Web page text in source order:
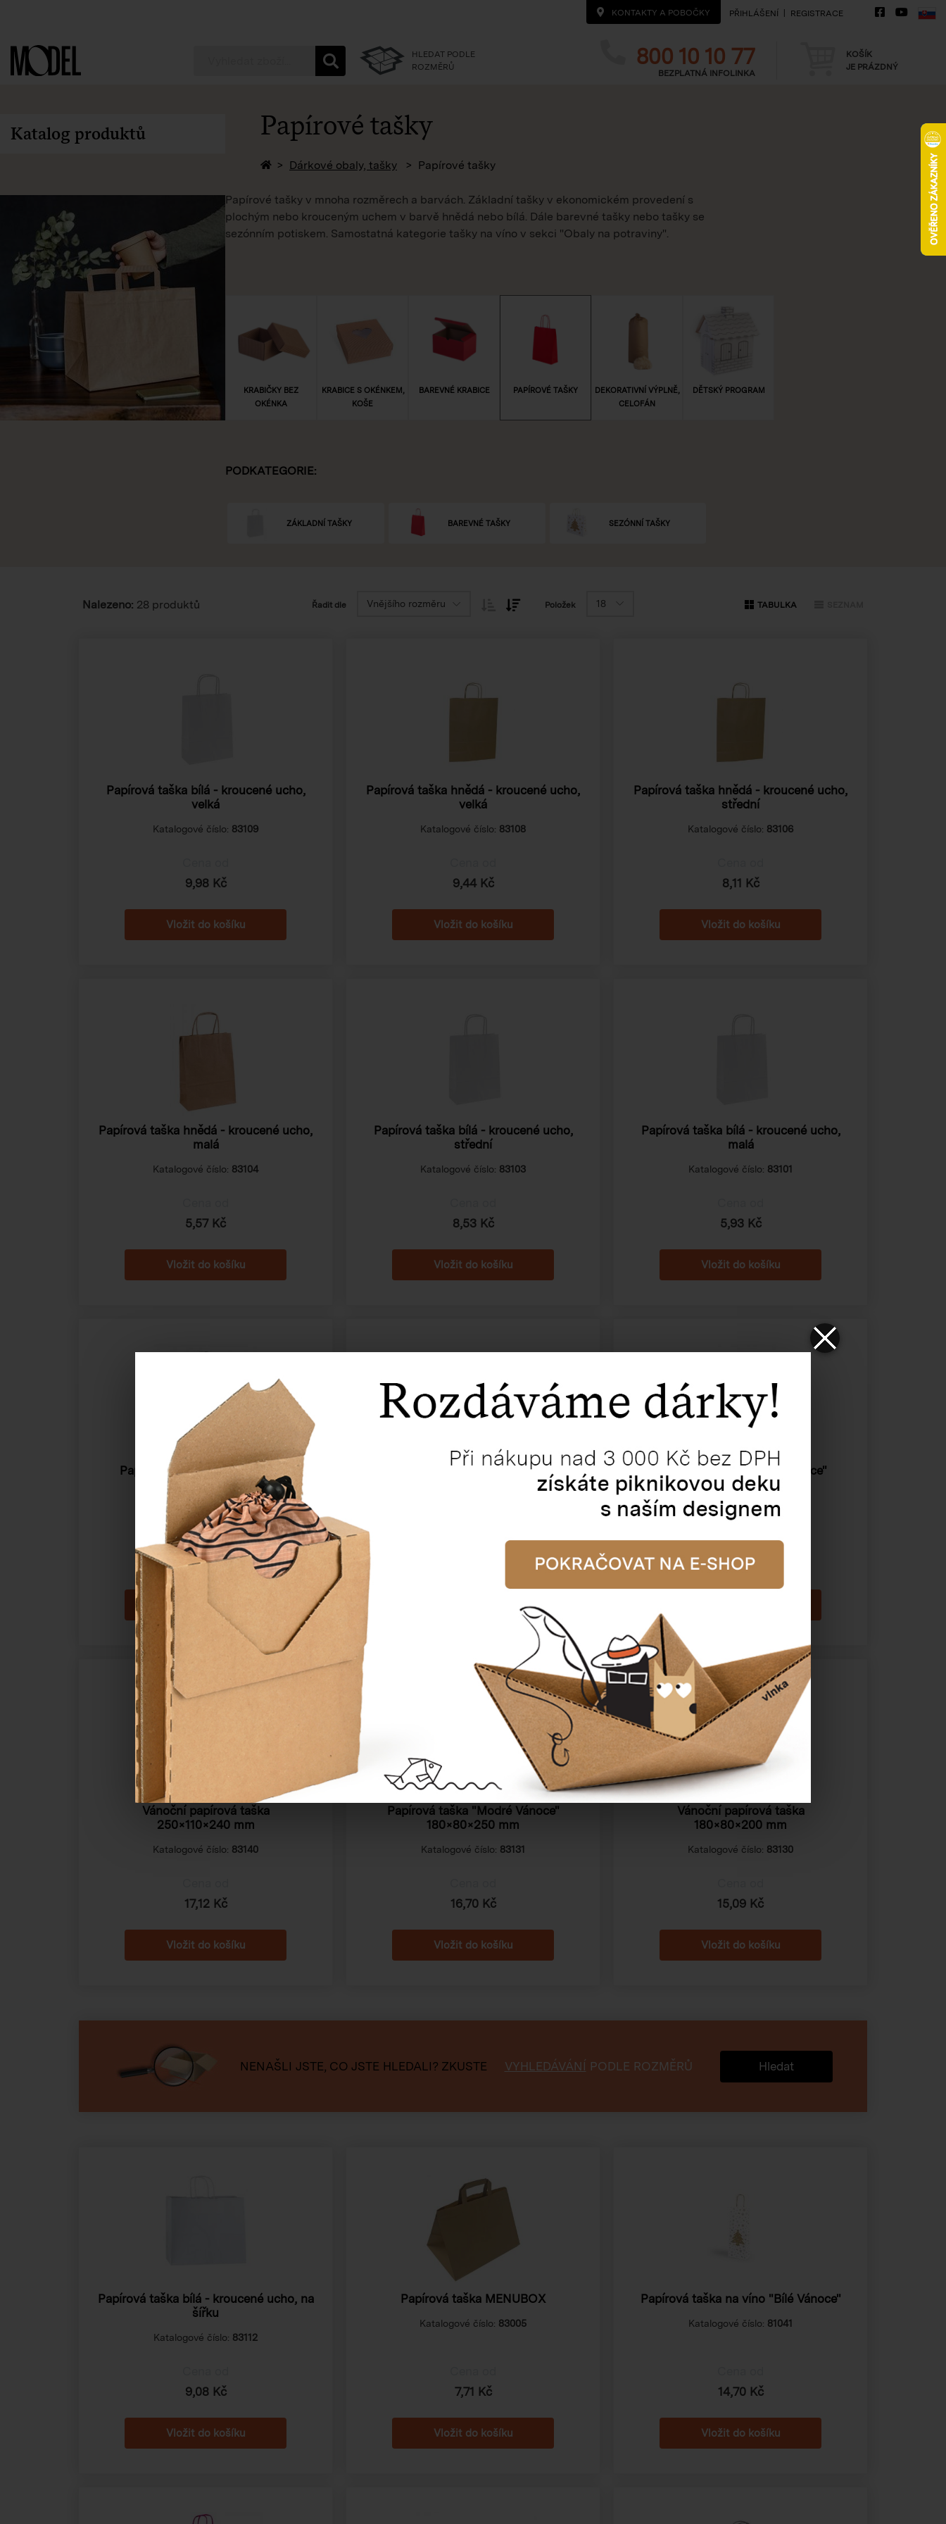
KONTAKTY A POBOČKY PŘIHLÁŠENÍ REGISTRACE
PackShop
HLEDAT PODLE
ROZMĚRŮ
Telefon
800 10 10 77
BEZPLATNÁ INFOLINKA Košík
KOŠÍK
JE PRÁZDNÝ
Katalog produktů Papírové tašky
Zpět na homepage
Dárkové obaly, tašky Papírové tašky
Papírové tašky v mnoha rozměrech a barvách. Základní tašky v ekonomickém provedení s
plochým nebo krouceným uchem v barvě hnědá nebo bílá. Dále barevné tašky nebo tašky se
sezónním potiskem. Samostatná kategorie tašky na víno v sekci "Obaly na potraviny".
KRABIČKY BEZ
OKÉNKA
KRABICE S OKÉNKEM,
KOŠE
BAREVNÉ KRABICE PAPÍROVÉ TAŠKY
DEKORATIVNÍ VÝPLNĚ,
CELOFÁN
DĚTSKÝ PROGRAM
PODKATEGORIE:
ZÁKLADNÍ TAŠKY BAREVNÉ TAŠKY SEZÓNNÍ TAŠKY
Nalezeno: 28 produktů Řadit dle Vnějšího rozměru Položek 18 TABULKA
Papírová taška bílá - kroucené ucho,
velká
Katalogové číslo: 83109
9,98 Kč
Papírová taška hnědá - kroucené ucho,
velká
Katalogové číslo: 83108
9,44 Kč
Papírová taška hnědá - kroucené ucho,
střední
Katalogové číslo: 83106
8,11 Kč
Papírová taška hnědá - kroucené ucho,
malá
Katalogové číslo: 83104
5,57 Kč
Papírová taška bílá - kroucené ucho,
střední
Katalogové číslo: 83103
8,53 Kč
Papírová taška bílá - kroucené ucho,
malá
Katalogové číslo: 83101
5,93 Kč
Papírová taška "Modré Vánoce"
360×120×310 mm
Katalogové číslo:83151
Cena od
27,23 Kč
Vánoční papírová taška
Papírová taška "Modré Vánoce"
230×100×320 mm
Katalogové číslo:83141
Cena od
19,48 Kč
Vánoční papírová taška
250×110×240 mm
Katalogové číslo: 83140
17,12 Kč
Papírová taška "Modré Vánoce"
180×80×250 mm
Katalogové číslo: 83131
16,70 Kč
Vánoční papírová taška
180×80×200 mm
Katalogové číslo: 83130
15,09 Kč
NENAŠLI JSTE, CO JSTE HLEDALI? ZKUSTE VYHLEDÁVÁNÍ PODLE ROZMĚRŮ Hledat
Papírová taška bílá - kroucené ucho, na
šířku
Katalogové číslo: 83112
9,08 Kč
Papírová taška MENUBOX
Katalogové číslo: 83005
7,71 Kč
Papírová taška na víno "Bílé Vánoce"
Katalogové číslo: 81041
14,70 Kč